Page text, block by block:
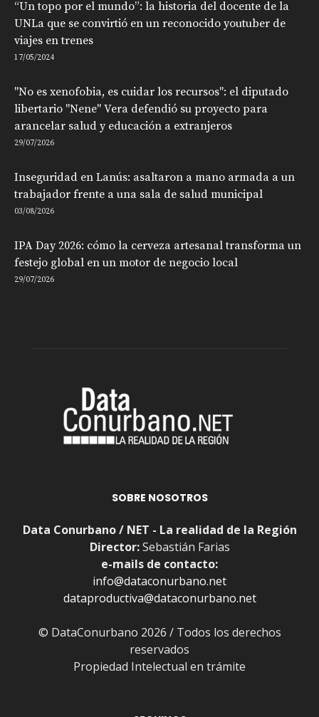
“Un topo por el mundo”: la historia del docente de la
UNLa que se convirtió en un reconocido youtuber de
viajes en trenes
17/05/2024
"No es xenofobia, es cuidar los recursos": el diputado
libertario "Nene" Vera defendió su proyecto para
arancelar salud y educación a extranjeros
29/07/2026
Inseguridad en Lanús: asaltaron a mano armada a un
trabajador frente a una sala de salud municipal
03/08/2026
IPA Day 2026: cómo la cerveza artesanal transforma un
festejo global en un motor de negocio local
29/07/2026
SOBRE NOSOTROS
Data Conurbano / NET - La realidad de la Región
Director:Sebastián Farias
e-mails de contacto:
info@dataconurbano.net
dataproductiva@dataconurbano.net
© DataConurbano 2026 / Todos los derechos
reservados
Propiedad Intelectual en trámite